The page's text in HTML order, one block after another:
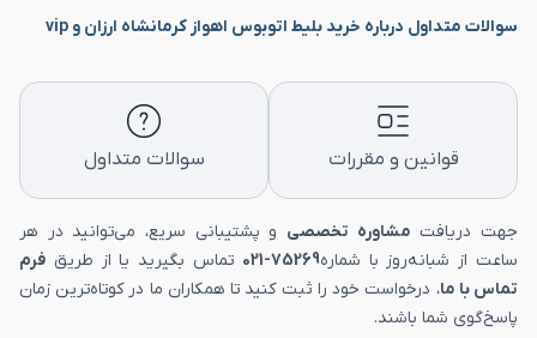
سوالات متداول درباره خرید بلیط اتوبوس اهواز کرمانشاه ارزان و vip
قوانین و مقررات سوالات متداول
جهت دریافت مشاوره تخصصی و پشتیبانی سریع، می‌توانید در هر
ساعت از شبانه‌روز با شماره75269-021 تماس بگیرید یا از طریق فرم
تماس با ما، درخواست خود را ثبت کنید تا همکاران ما در کوتاه‌ترین زمان
پاسخ‌گوی شما باشند.